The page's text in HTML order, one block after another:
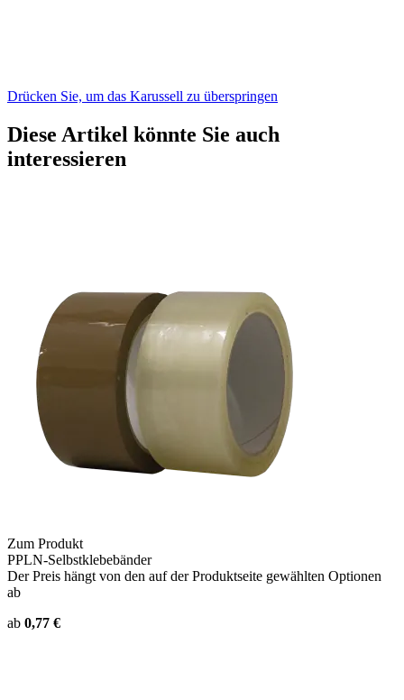
Drücken Sie, um das Karussell zu überspringen
Diese Artikel könnte Sie auch
interessieren
Zum Produkt
PPLN-Selbstklebebänder
Der Preis hängt von den auf der Produktseite gewählten Optionen
ab
ab 0,77 €